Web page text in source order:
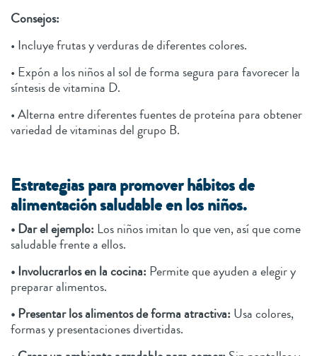
Consejos:
• Incluye frutas y verduras de diferentes colores.
• Expón a los niños al sol de forma segura para favorecer la
síntesis de vitamina D.
• Alterna entre diferentes fuentes de proteína para obtener
variedad de vitaminas del grupo B.
Estrategias para promover hábitos de
alimentación saludable en los niños.
• Dar el ejemplo: Los niños imitan lo que ven, así que come
saludable frente a ellos.
• Involucrarlos en la cocina: Permite que ayuden a elegir y
preparar alimentos.
• Presentar los alimentos de forma atractiva: Usa colores,
formas y presentaciones divertidas.